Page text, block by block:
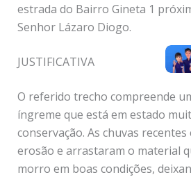
estrada do Bairro Gineta 1
Senhor Lázaro Diogo.
JUSTIFICATIVA
O referido trecho compreende
íngreme que está em estado
conservação. As chuvas
erosão e arrastaram o material
morro em boas condições,